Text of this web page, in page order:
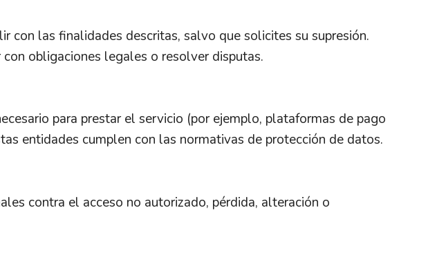
con las finalidades descritas, salvo que solicites su supresión.
obligaciones legales o resolver disputas.
para prestar el servicio (por ejemplo, plataformas de pago
entidades cumplen con las normativas de protección de datos.
contra el acceso no autorizado, pérdida, alteración o